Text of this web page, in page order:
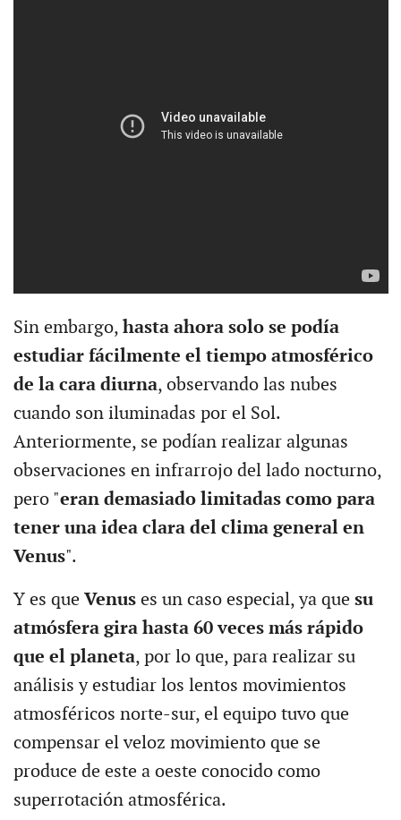
Sin embargo, hasta ahora solo se podía
estudiar fácilmente el tiempo atmosférico
de la cara diurna, observando las nubes
cuando son iluminadas por el Sol.
Anteriormente, se podían realizar algunas
observaciones en infrarrojo del lado nocturno,
pero "eran demasiado limitadas como para
tener una idea clara del clima general en
Venus".
Y es que Venuses un caso especial, ya que su
atmósfera gira hasta 60 veces más rápido
que el planeta, por lo que, para realizar su
análisis y estudiar los lentos movimientos
atmosféricos norte-sur, el equipo tuvo que
compensar el veloz movimiento que se
produce de este a oeste conocido como
superrotación atmosférica.